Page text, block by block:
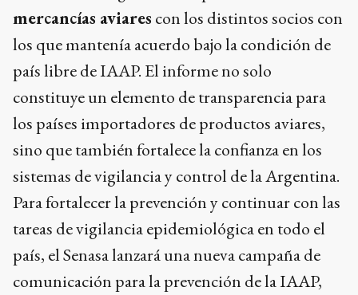
mercancías aviares con los distintos socios con
los que mantenía acuerdo bajo la condición de
país libre de IAAP. El informe no solo
constituye un elemento de transparencia para
los países importadores de productos aviares,
sino que también fortalece la confianza en los
sistemas de vigilancia y control de la Argentina.
Para fortalecer la prevención y continuar con las
tareas de vigilancia epidemiológica en todo el
país, el Senasa lanzará una nueva campaña de
comunicación para la prevención de la IAAP,